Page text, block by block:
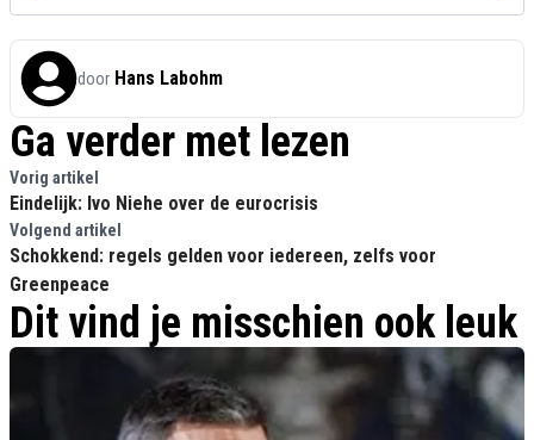
door Hans Labohm
Ga verder met lezen
Vorig artikel
Eindelijk: Ivo Niehe over de eurocrisis
Volgend artikel
Schokkend: regels gelden voor iedereen, zelfs voor
Greenpeace
Dit vind je misschien ook leuk